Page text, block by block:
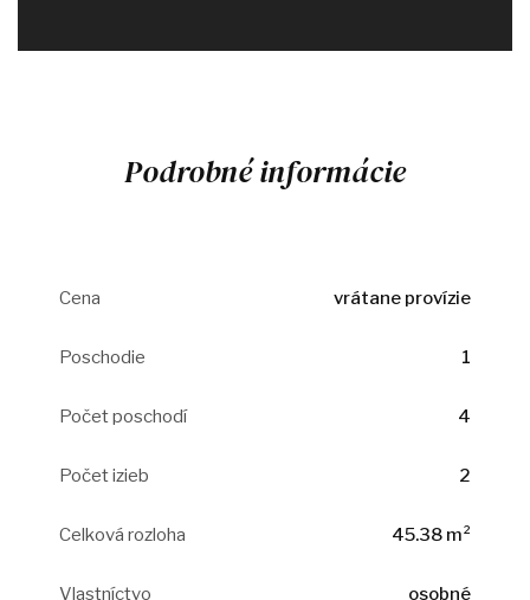
Podrobné informácie
Cena vrátane provízie
Poschodie 1
Počet poschodí 4
Počet izieb 2
Celková rozloha 45.38 m²
Vlastníctvo osobné